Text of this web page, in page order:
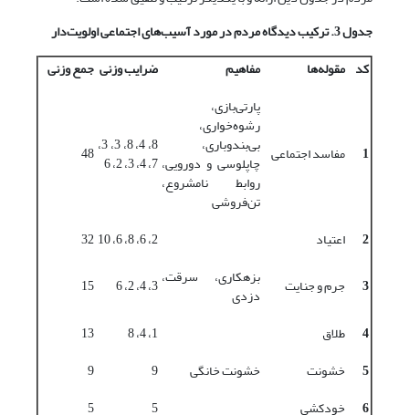
جدول 3. ترکیب دیدگاه مردم در مورد آسیب‌های اجتماعی اولویت
دار
کد مقولهها مفاهیم ضرایب وزنی جمع وزنی
1 مفاسد اجتماعی
پارتی‌‌بازی،
رشوه‌‌خواری،
بی‌‌بندوباری،
چاپلوسی و دورویی،
روابط نامشروع،
تن‌فروشی
8، 4، 8، 3، 3،
7، 4، 3، 2، 6 48
2 اعتیاد 2، 6، 8، 6، 10
32
3
جرم و جنایت بزهکاری، سرقت،
دزدی 3، 4، 2، 6
15
4
طلاق 1، 4، 8
13
5
خشونت خشونت خانگی 9
9
6
خودکشی 5
5